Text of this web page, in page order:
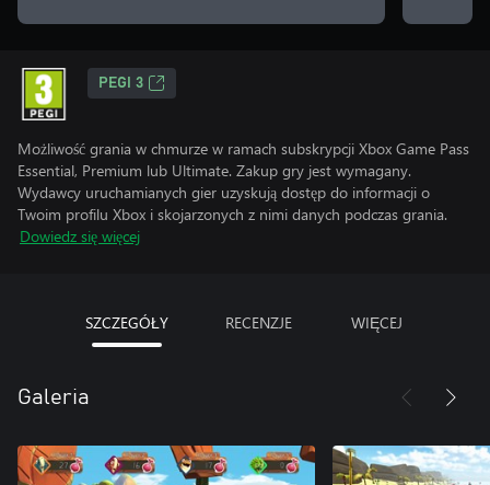
PEGI 3
Możliwość grania w chmurze w ramach subskrypcji Xbox Game Pass
Essential, Premium lub Ultimate. Zakup gry jest wymagany.
Wydawcy uruchamianych gier uzyskują dostęp do informacji o
Twoim profilu Xbox i skojarzonych z nimi danych podczas grania.
Dowiedz się więcej
SZCZEGÓŁY RECENZJE WIĘCEJ
Galeria